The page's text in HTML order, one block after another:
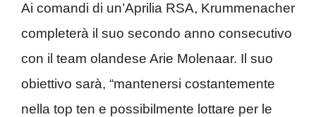
Ai comandi di un’Aprilia RSA, Krummenacher
completerà il suo secondo anno consecutivo
con il team olandese Arie Molenaar. Il suo
obiettivo sarà, “mantenersi costantemente
nella top ten e possibilmente lottare per le